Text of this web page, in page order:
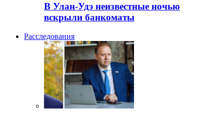
В Улан-Удэ неизвестные ночью
вскрыли банкоматы
Расследования